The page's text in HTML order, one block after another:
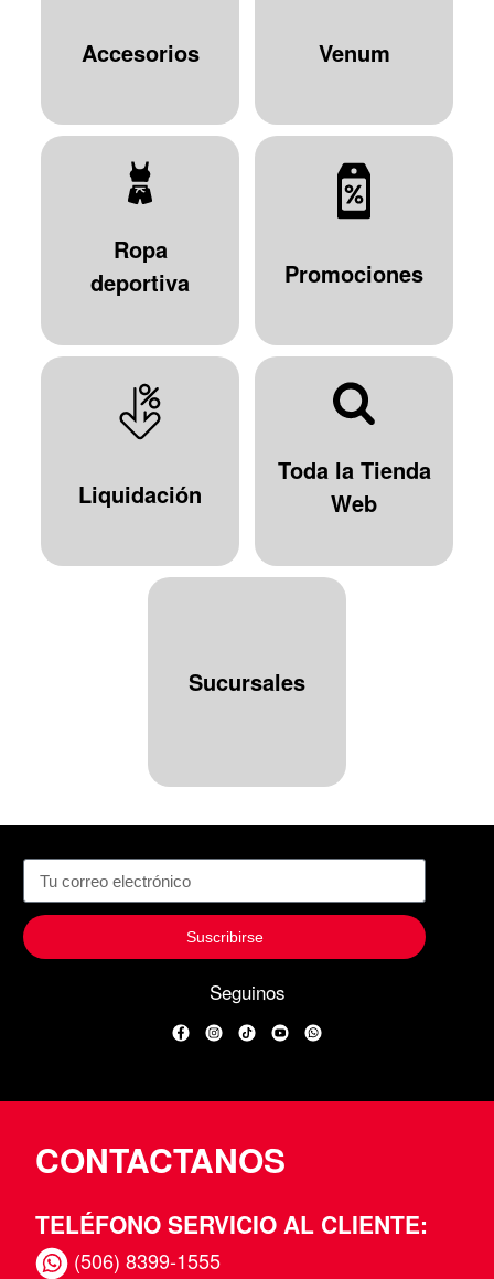
Accesorios Venum
Ropa
deportiva
Promociones
Liquidación
Toda la Tienda
Web
Sucursales
Suscribirse
Seguinos
FacebookInstagram
TikTokYouTubeWhatsApp
CONTACTANOS
TELÉFONO SERVICIO AL CLIENTE:
(506) 8399-1555